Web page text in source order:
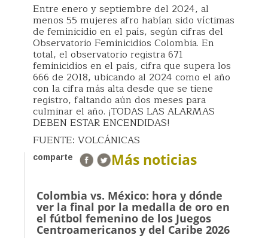
Entre enero y septiembre del 2024, al
menos 55 mujeres afro habían sido víctimas
de feminicidio en el país, según cifras del
Observatorio Feminicidios Colombia. En
total, el observatorio registra 671
feminicidios en el país, cifra que supera los
666 de 2018, ubicando al 2024 como el año
con la cifra más alta desde que se tiene
registro, faltando aún dos meses para
culminar el año. ¡TODAS LAS ALARMAS
DEBEN ESTAR ENCENDIDAS!
FUENTE: VOLCÁNICAS
comparte Más noticias
Colombia vs. México: hora y dónde
ver la final por la medalla de oro en
el fútbol femenino de los Juegos
Centroamericanos y del Caribe 2026